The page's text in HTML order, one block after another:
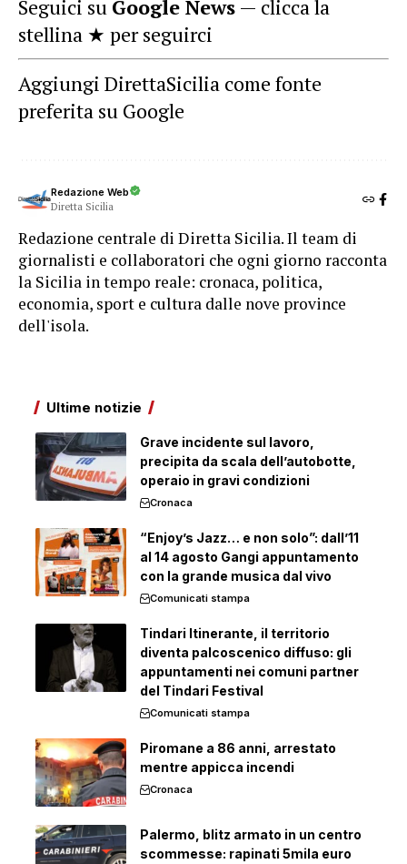
Seguici su Google News — clicca la
stellina ★ per seguirci
Aggiungi DirettaSicilia come fonte
preferita su Google
Redazione Web
Diretta Sicilia
Redazione centrale di Diretta Sicilia. Il team di
giornalisti e collaboratori che ogni giorno racconta
la Sicilia in tempo reale: cronaca, politica,
economia, sport e cultura dalle nove province
dell'isola.
Ultime notizie
Grave incidente sul lavoro,
precipita da scala dell’autobotte,
operaio in gravi condizioni
Cronaca
“Enjoy’s Jazz… e non solo”: dall’11
al 14 agosto Gangi appuntamento
con la grande musica dal vivo
Comunicati stampa
Tindari Itinerante, il territorio
diventa palcoscenico diffuso: gli
appuntamenti nei comuni partner
del Tindari Festival
Comunicati stampa
Piromane a 86 anni, arrestato
mentre appicca incendi
Cronaca
Palermo, blitz armato in un centro
scommesse: rapinati 5mila euro